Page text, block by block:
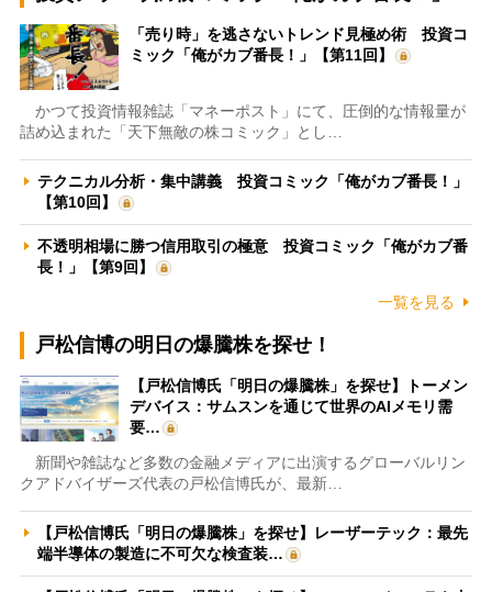
「売り時」を逃さないトレンド見極め術 投資コ
ミック「俺がカブ番長！」【第11回】
かつて投資情報雑誌「マネーポスト」にて、圧倒的な情報量が
詰め込まれた「天下無敵の株コミック」とし…
テクニカル分析・集中講義 投資コミック「俺がカブ番長！」
【第10回】
不透明相場に勝つ信用取引の極意 投資コミック「俺がカブ番
長！」【第9回】
一覧を見る
戸松信博の明日の爆騰株を探せ！
【戸松信博氏「明日の爆騰株」を探せ】トーメン
デバイス：サムスンを通じて世界のAIメモリ需
要…
新聞や雑誌など多数の金融メディアに出演するグローバルリン
クアドバイザーズ代表の戸松信博氏が、最新…
【戸松信博氏「明日の爆騰株」を探せ】レーザーテック：最先
端半導体の製造に不可欠な検査装…